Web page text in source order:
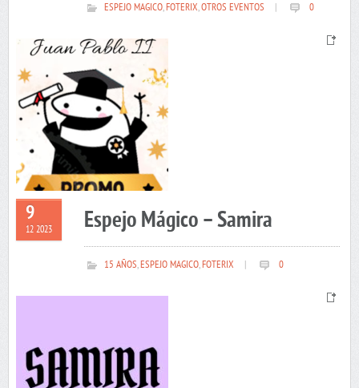
ESPEJO MAGICO,FOTERIX,OTROS EVENTOS 0
9
12 2023 Espejo Mágico – Samira
15 AÑOS,ESPEJO MAGICO,FOTERIX 0